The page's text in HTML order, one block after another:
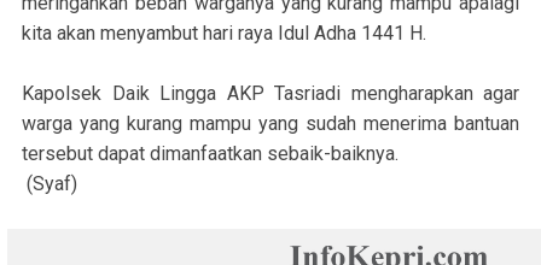
kita akan menyambut hari raya Idul Adha 1441 H.
Kapolsek Daik Lingga AKP Tasriadi mengharapkan agar
warga yang kurang mampu yang sudah menerima bantuan
tersebut dapat dimanfaatkan sebaik-baiknya.
(Syaf)